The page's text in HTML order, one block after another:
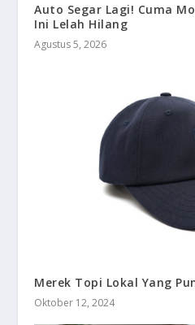
Auto Segar Lagi! Cuma
Ini Lelah Hilang
Agustus 5, 2026
Merek Topi Lokal Yang
Oktober 12, 2024